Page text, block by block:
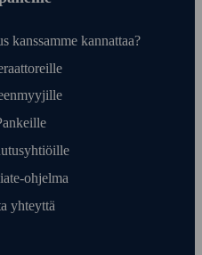
kanssamme kannattaa?
ohjelma
yhteyttä